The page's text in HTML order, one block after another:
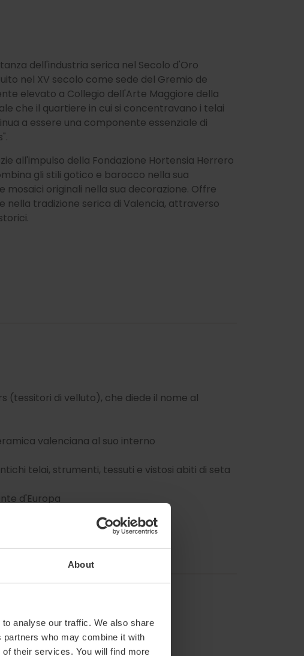
About
analyse our traffic. We also share
who may combine it with
their services. You will find more
dell'industria serica nel Secolo d'Oro
nel XV secolo come sede del Gremio de
elevato a Collegio dell'Arte Maggiore della
che il quartiere in cui si concentravano i telai
a essere una componente essenziale di
all'impulso della Fondazione Hortensia Herrero
gli stili gotico e barocco nella sua
originali nella sua decorazione. Offre
tradizione serica di Valencia, attraverso
(tessitori di velluto), che diede il nome al
valenciana al suo interno
telai, strumenti, tessuti e vistosi abiti di seta
d'Europa